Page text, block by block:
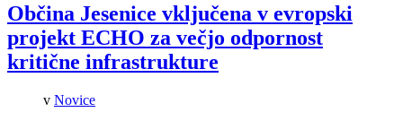
Občina Jesenice vključena v evropski
projekt ECHO za večjo odpornost
kritične infrastrukture
v Novice